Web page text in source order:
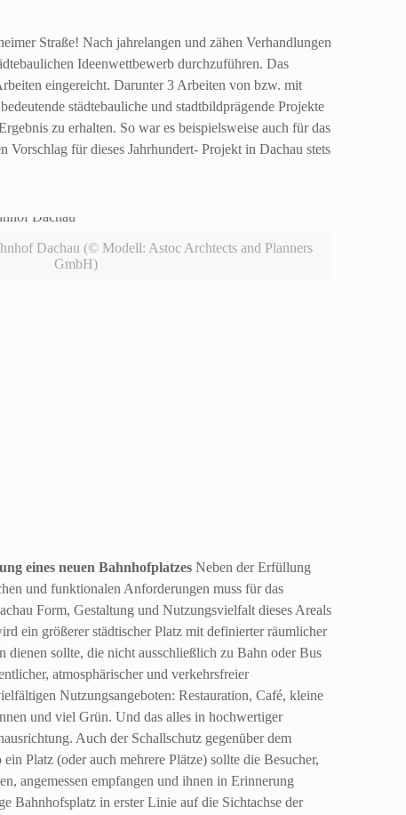
Straße! Nach jahrelangen und zähen Verhandlungen
Ideenwettbewerb durchzuführen. Das
eingereicht. Darunter 3 Arbeiten von bzw. mit
städtebauliche und stadtbildprägende Projekte
zu erhalten. So war es beispielsweise auch für das
für dieses Jahrhundert- Projekt in Dachau stets
Dachau (© Modell: Astoc Archtects and Planners
GmbH)
eines neuen Bahnhofplatzes Neben der Erfüllung
und funktionalen Anforderungen muss für das
Form, Gestaltung und Nutzungsvielfalt dieses Areals
ein größerer städtischer Platz mit definierter räumlicher
dienen sollte, die nicht ausschließlich zu Bahn oder Bus
atmosphärischer und verkehrsfreier
Nutzungsangeboten: Restauration, Café, kleine
und viel Grün. Und das alles in hochwertiger
Auch der Schallschutz gegenüber dem
Platz (oder auch mehrere Plätze) sollte die Besucher,
angemessen empfangen und ihnen in Erinnerung
Bahnhofsplatz in erster Linie auf die Sichtachse der